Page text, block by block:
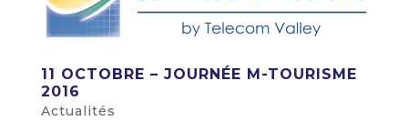
11 OCTOBRE – JOURNÉE M-TOURISME
2016
Actualités